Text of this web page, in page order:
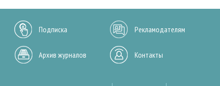
Подписка Рекламодателям
Архив журналов Контакты